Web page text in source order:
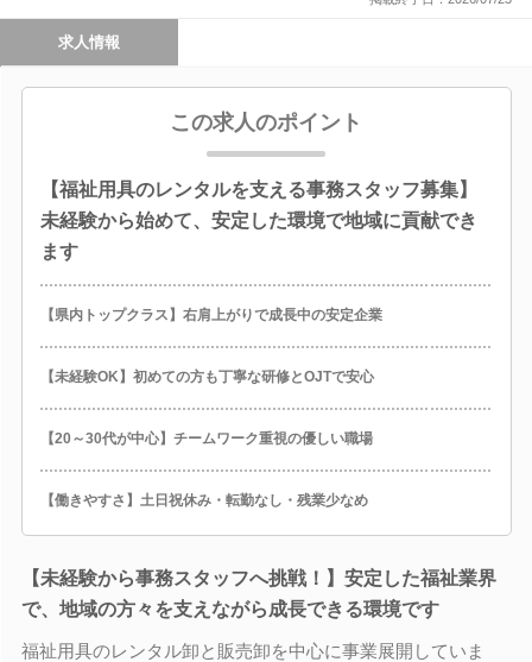
求人情報
この求人のポイント
【福祉用具のレンタルを支える事務スタッフ募集】
未経験から始めて、安定した環境で地域に貢献でき
ます
【県内トップクラス】右肩上がりで成長中の安定企業
【未経験OK】初めての方も丁寧な研修とOJTで安心
【20～30代が中心】チームワーク重視の優しい職場
【働きやすさ】土日祝休み・転勤なし・残業少なめ
【未経験から事務スタッフへ挑戦！】安定した福祉業界
で、地域の方々を支えながら成長できる環境です
福祉用具のレンタル卸と販売卸を中心に事業展開していま